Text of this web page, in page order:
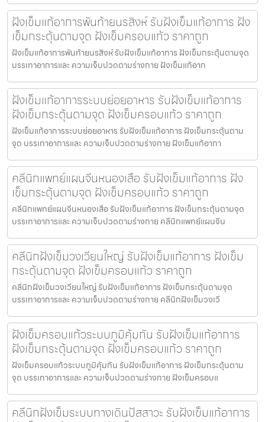
ฝังเข็มแก้อาการพันท้ายนรสิงห์ รับฝังเข็มแก้อาการ ฝัง
เข็มกระตุ้นตามจุด ฝังเข็มครอบแก้ว ราคาถูก
ฝังเข็มแก้อาการพันท้ายนรสิงห์ รับฝังเข็มแก้อาการ ฝังเข็มกระตุ้นตามจุด
บรรเทาอาการและ ความเจ็บปวดตามร่างกาย ฝังเข็มแก้อาก
ฝังเข็มแก้อาการระบบย่อยอาหาร รับฝังเข็มแก้อาการ
ฝังเข็มกระตุ้นตามจุด ฝังเข็มครอบแก้ว ราคาถูก
ฝังเข็มแก้อาการระบบย่อยอาหาร รับฝังเข็มแก้อาการ ฝังเข็มกระตุ้นตาม
จุด บรรเทาอาการและ ความเจ็บปวดตามร่างกาย ฝังเข็มแก้อากา
คลีนิกแพทย์แผนจีนหนองเสือ รับฝังเข็มแก้อาการ ฝัง
เข็มกระตุ้นตามจุด ฝังเข็มครอบแก้ว ราคาถูก
คลีนิกแพทย์แผนจีนหนองเสือ รับฝังเข็มแก้อาการ ฝังเข็มกระตุ้นตามจุด
บรรเทาอาการและ ความเจ็บปวดตามร่างกาย คลีนิกแพทย์แผนจีน
คลีนิกฝังเข็มวงเวียนใหญ่ รับฝังเข็มแก้อาการ ฝังเข็ม
กระตุ้นตามจุด ฝังเข็มครอบแก้ว ราคาถูก
คลีนิกฝังเข็มวงเวียนใหญ่ รับฝังเข็มแก้อาการ ฝังเข็มกระตุ้นตามจุด
บรรเทาอาการและ ความเจ็บปวดตามร่างกาย คลีนิกฝังเข็มวงเวี
ฝังเข็มครอบแก้วระบบภูมิคุ้มกัน รับฝังเข็มแก้อาการ
ฝังเข็มกระตุ้นตามจุด ฝังเข็มครอบแก้ว ราคาถูก
ฝังเข็มครอบแก้วระบบภูมิคุ้มกัน รับฝังเข็มแก้อาการ ฝังเข็มกระตุ้นตาม
จุด บรรเทาอาการและ ความเจ็บปวดตามร่างกาย ฝังเข็มครอบแ
คลีนิกฝังเข็มระบบทางเดินปัสสาวะ รับฝังเข็มแก้อาการ